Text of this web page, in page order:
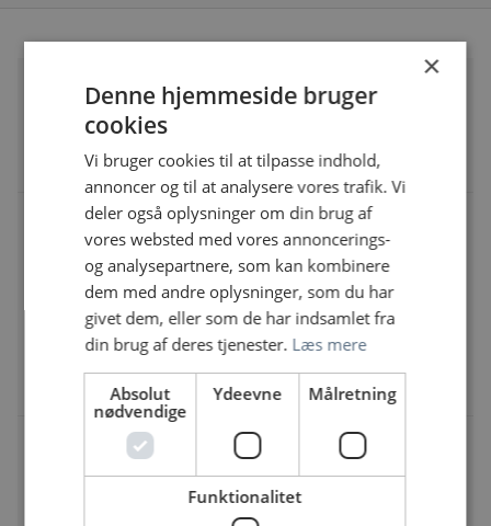
Sundhedsadministrativ leder til Afdeling for
Gynækologi, Fertilitet og Fødsler
Rigshospitalet | Blegdamsvej 9, 2100 København Ø
Ledende lægesekretær
Vil du stå i spidsen for en stærk
sundhedsadministrativ funktion og være med
til at forme fremtidens patientforløb i
Kirurgisk Fællesafdeling, Regionshospitalet
Randers ?
Regionshospitalet Randers | Skovlyvej 1, 8930
Ledende lægesekretær
Laboratorieleder for Team Frys ved
Patologiafdelingen, Sjællands
Universitetshospital
Sjællands Universitetshospital, Køge | Lykkebækvej 1,
×
Denne hjemmeside bruger
cookies
Vi bruger cookies til at tilpasse indhold,
annoncer og til at analysere vores trafik. Vi
deler også oplysninger om din brug af
vores websted med vores annoncerings-
og analysepartnere, som kan kombinere
dem med andre oplysninger, som du har
givet dem, eller som de har indsamlet fra
din brug af deres tjenester. Læs mere
Absolut
nødvendige
Ydeevne Målretning
Funktionalitet